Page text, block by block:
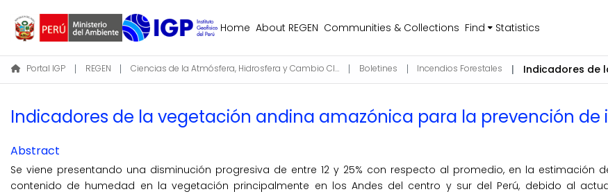
Home About REGEN Communities & Collections Find Statistics
Portal IGP REGEN Ciencias de la Atmósfera, Hidrosfera y Cambio Climático Boletines Incendios Forestales
Indicadores de la vegetación andina amazónica para la prevención de
Abstract
Se viene presentando una disminución progresiva de entre 12 y 25% con respecto al promedio, en la estimación
contenido de humedad en la vegetación principalmente en los Andes del centro y sur del Perú, debido al